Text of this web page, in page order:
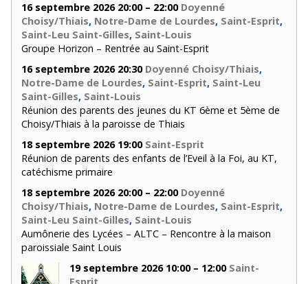
16 septembre 2026 20:00 – 22:00 Doyenné
Choisy/Thiais, Notre-Dame de Lourdes, Saint-Esprit,
Saint-Leu Saint-Gilles, Saint-Louis
Groupe Horizon – Rentrée au Saint-Esprit
16 septembre 2026 20:30 Doyenné Choisy/Thiais,
Notre-Dame de Lourdes, Saint-Esprit, Saint-Leu
Saint-Gilles, Saint-Louis
Réunion des parents des jeunes du KT 6ème et 5ème de
Choisy/Thiais à la paroisse de Thiais
18 septembre 2026 19:00 Saint-Esprit
Réunion de parents des enfants de l’Eveil à la Foi, au KT,
catéchisme primaire
18 septembre 2026 20:00 – 22:00 Doyenné
Choisy/Thiais, Notre-Dame de Lourdes, Saint-Esprit,
Saint-Leu Saint-Gilles, Saint-Louis
Aumônerie des Lycées – ALTC – Rencontre à la maison
paroissiale Saint Louis
19 septembre 2026 10:00 – 12:00 Saint-